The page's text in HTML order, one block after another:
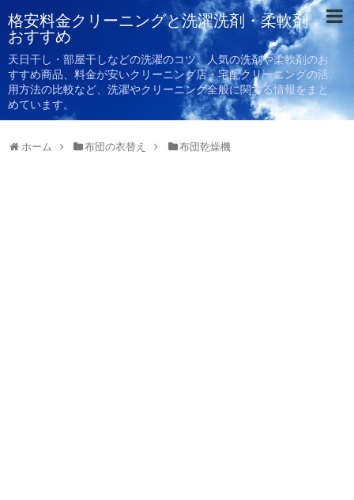
格安料金クリーニングと洗濯洗剤・柔軟剤
おすすめ
天日干し・部屋干しなどの洗濯のコツ、人気の洗剤や柔軟剤のお
すすめ商品、料金が安いクリーニング店・宅配クリーニングの活
用方法の比較など、洗濯やクリーニング全般に関する情報をまと
めています。
ホーム 布団の衣替え 布団乾燥機